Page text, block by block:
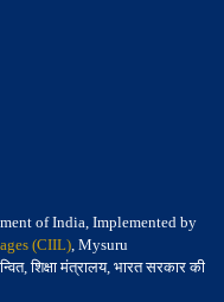
of India, Implemented by
(CIIL), Mysuru
शिक्षा मंत्रालय, भारत सरकार की